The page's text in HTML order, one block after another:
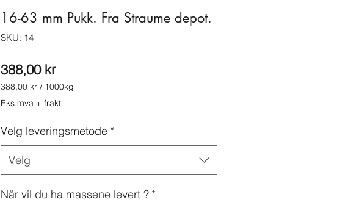
16-63 mm Pukk. Fra Straume depot.
SKU: 14
388,00 krPris
388,00 kr / 1000kg
388,00 kr
per
Kilogram
Eks.mva + frakt
Velg leveringsmetode *
Velg
Når vil du ha massene levert ? *